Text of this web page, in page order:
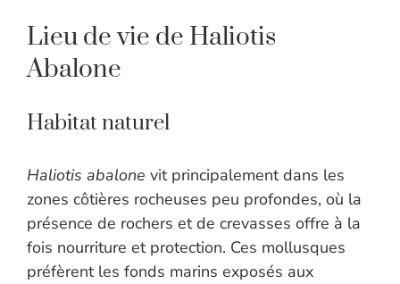
Lieu de vie de Haliotis
Abalone
Habitat naturel
Haliotis abalone vit principalement dans les
zones côtières rocheuses peu profondes, où la
présence de rochers et de crevasses offre à la
fois nourriture et protection. Ces mollusques
préfèrent les fonds marins exposés aux